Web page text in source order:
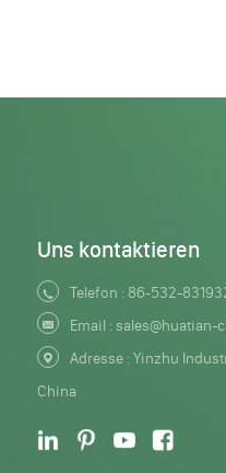
Uns kontaktieren
Telefon : 86-532-
Email :sales@huatian-
Adresse : Yinzhu
China